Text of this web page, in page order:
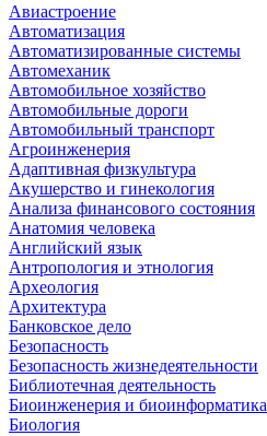
Авиастроение
Автоматизация
Автоматизированные системы
Автомеханик
Автомобильное хозяйство
Автомобильные дороги
Автомобильный транспорт
Агроинженерия
Адаптивная физкультура
Акушерство и гинекология
Анализа финансового состояния
Анатомия человека
Английский язык
Антропология и этнология
Археология
Архитектура
Банковское дело
Безопасность
Безопасность жизнедеятельности
Библиотечная деятельность
Биоинженерия и биоинформатика
Биология